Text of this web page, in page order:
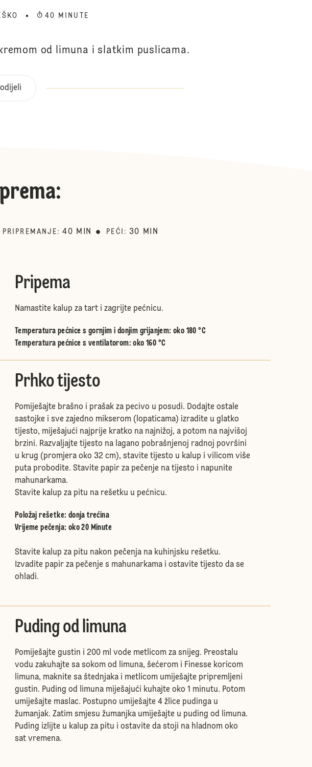
40 MINUTE
od limuna i slatkim puslicama.
:
PRIPREMANJE : 40 MIN PEĆI : 30 MIN
Pripema
Namastite kalup za tart i zagrijte pećnicu.
Temperatura pećnice s gornjim i donjim grijanjem: oko 180 °C
Temperatura pećnice s ventilatorom: oko 160 °C
Prhko tijesto
Pomiješajte brašno i prašak za pecivo u posudi. Dodajte ostale
sastojke i sve zajedno mikserom (lopaticama) izradite u glatko
tijesto, miješajući najprije kratko na najnižoj, a potom na najvišoj
brzini. Razvaljajte tijesto na lagano pobrašnjenoj radnoj površini
u krug (promjera oko 32 cm), stavite tijesto u kalup i vilicom više
puta probodite. Stavite papir za pečenje na tijesto i napunite
mahunarkama.
Stavite kalup za pitu na rešetku u pećnicu.
Položaj rešetke: donja trećina
Vrijeme pečenja: oko 20 Minute
Stavite kalup za pitu nakon pečenja na kuhinjsku rešetku.
Izvadite papir za pečenje s mahunarkama i ostavite tijesto da se
ohladi.
Puding od limuna
Pomiješajte gustin i 200 ml vode metlicom za snijeg. Preostalu
vodu zakuhajte sa sokom od limuna, šećerom i Finesse koricom
limuna, maknite sa štednjaka i metlicom umiješajte pripremljeni
gustin. Puding od limuna miješajući kuhajte oko 1 minutu. Potom
umiješajte maslac. Postupno umiješajte 4 žlice pudinga u
žumanjak. Zatim smjesu žumanjka umiješajte u puding od limuna.
Puding izlijte u kalup za pitu i ostavite da stoji na hladnom oko
sat vremena.